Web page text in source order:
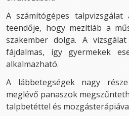
A számítógépes
teendője, hogy mezítláb a
szakember dolga. A
fájdalmas, így gyermekek
alkalmazható.
A lábbetegségek nagy
meglévő panaszok
talpbetéttel és